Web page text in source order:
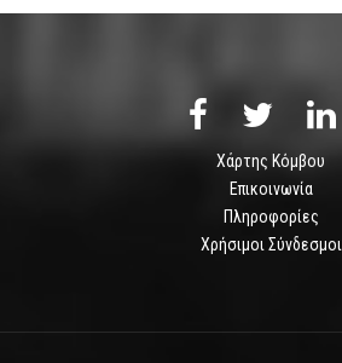
Χάρτης Κόμβου
Επικοινωνία
Πληροφορίες
Χρήσιμοι Σύνδεσμοι